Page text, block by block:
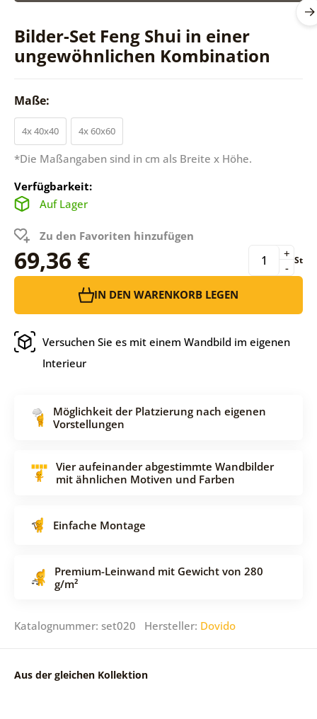
Bilder-Set Feng Shui in einer
ungewöhnlichen Kombination
Maße:
4x 40x40 4x 60x60
*Die Maßangaben sind in cm als Breite x Höhe.
Verfügbarkeit:
Auf Lager
Zu den Favoriten hinzufügen
69,36 € -
+ St
IN DEN WARENKORB LEGEN
Versuchen Sie es mit einem Wandbild im eigenen
Interieur
Möglichkeit der Platzierung nach eigenen
Vorstellungen
Vier aufeinander abgestimmte Wandbilder
mit ähnlichen Motiven und Farben
Einfache Montage
Premium-Leinwand mit Gewicht von 280
g/m²
Katalognummer: set020 Hersteller: Dovido
Aus der gleichen Kollektion